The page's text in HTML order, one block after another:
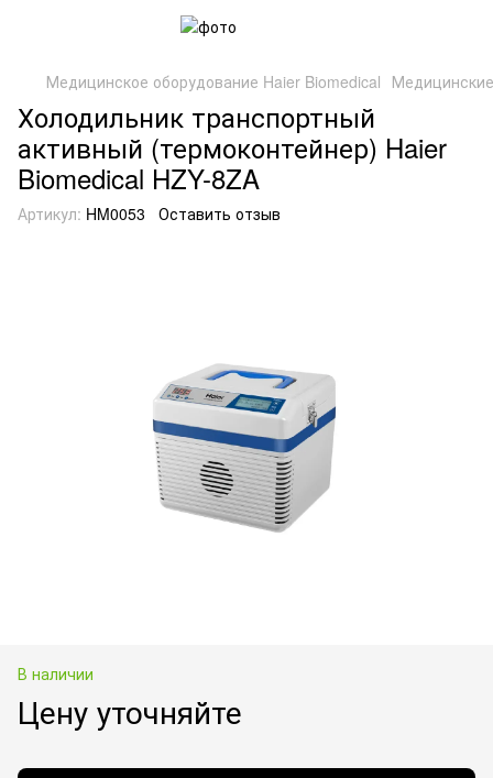
Медицинское оборудование Haier Biomedical
Холодильник транспортный
активный (термоконтейнер) Haier
Biomedical HZY-8ZA
Артикул: HM0053 Оставить отзыв
В наличии
Цену уточняйте